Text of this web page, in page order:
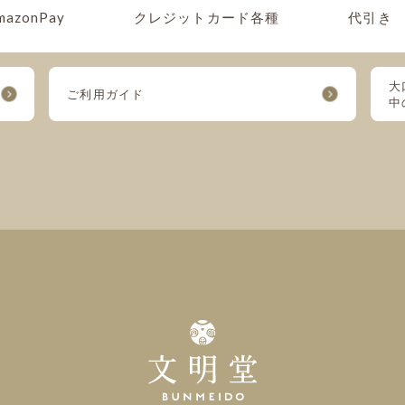
クレジットカード各種 代引き
ご利用ガイド
大
中